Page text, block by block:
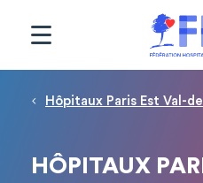
Fil d'Ariane
Hôpitaux Paris Est Val-
HÔPITAUX
Panneau de gestion des